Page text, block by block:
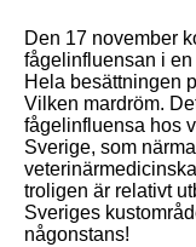
Den 17 november
fågelinfluensan i
Hela besättningen
Vilken mardröm.
fågelinfluensa hos
Sverige, som
troligen är relativt
Sveriges
någonstans!